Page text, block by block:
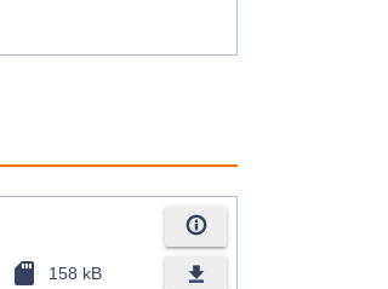
sd_card 158 kB
info_outline
file_download